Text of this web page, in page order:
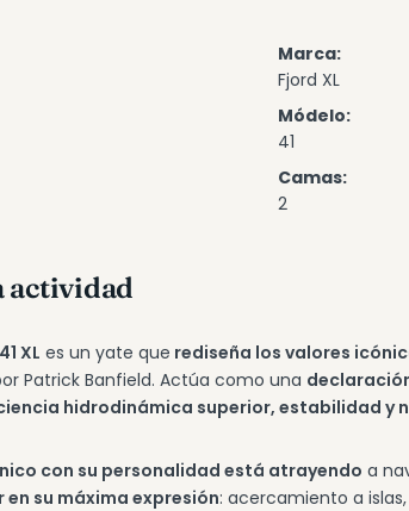
Marca:
Fjord XL
Módelo:
41
Camas:
2
actividad
XL es un yate que rediseña los valores
Patrick Banfield. Actúa como una
hidrodinámica superior, estabilidad y
con su personalidad está atrayendo a
su máxima expresión: acercamiento a